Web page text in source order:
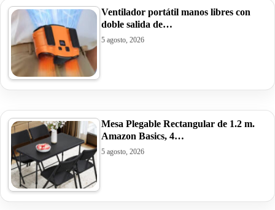
Ventilador portátil manos libres con
doble salida de…
5 agosto, 2026
Mesa Plegable Rectangular de 1.2 m.
Amazon Basics, 4…
5 agosto, 2026